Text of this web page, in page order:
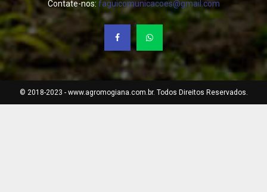
Contate-nos: faguicomunicacoes@gmail.com
© 2018-2023 - www.agromogiana.com.br. Todos Direitos Reservados.